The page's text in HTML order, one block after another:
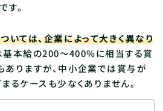
す。
いては、企業によって大きく異なり
本給の200〜400%に相当する賞
ありますが、中小企業では賞与が
るケースも少なくありません。